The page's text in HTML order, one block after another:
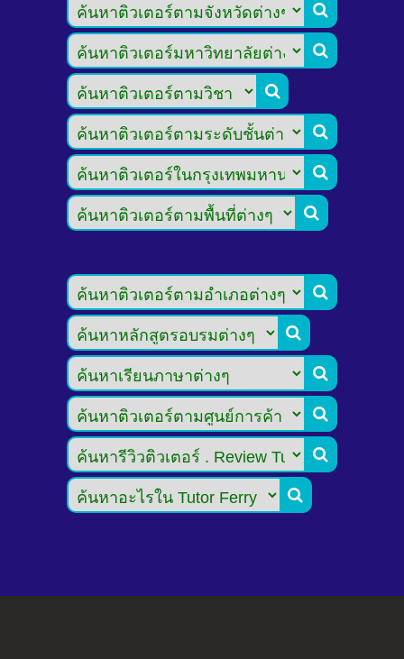











